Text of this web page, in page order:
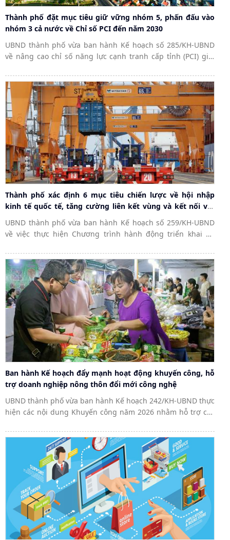
Thành phố đặt mục tiêu giữ vững nhóm 5, phấn đấu vào
nhóm 3 cả nước về Chỉ số PCI đến năm 2030
UBND thành phố vừa ban hành Kế hoạch số 285/KH-UBND
về nâng cao chỉ số năng lực cạnh tranh cấp tỉnh (PCI) giai
những hạn chế và phát huy thế...
Thành phố xác định 6 mục tiêu chiến lược về hội nhập
kinh tế quốc tế, tăng cường liên kết vùng và kết nối với
UBND thành phố vừa ban hành Kế hoạch số 259/KH-UBND
về việc thực hiện Chương trình hành động triển khai Kế
giai đoạn 2026 - 2030 và 2031 - 2035...
Ban hành Kế hoạch đẩy mạnh hoạt động khuyến công, hỗ
trợ doanh nghiệp nông thôn đổi mới công nghệ
UBND thành phố vừa ban hành Kế hoạch 242/KH-UBND thực
hiện các nội dung Khuyến công năm 2026 nhằm hỗ trợ các
theo hướng hiện đại, hiệu...